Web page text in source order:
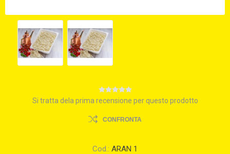
Si tratta dela prima recensione per questo prodotto
CONFRONTA
Cod.: ARAN 1